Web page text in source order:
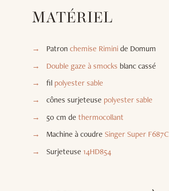
MATÉRIEL
Patron chemise Riminide Domum
Double gaze à smocks blanc cassé
fil polyester sable
cônes surjeteuse polyester sable
50 cm de thermocollant
Machine à coudre Singer Super F687C
Surjeteuse 14HD854